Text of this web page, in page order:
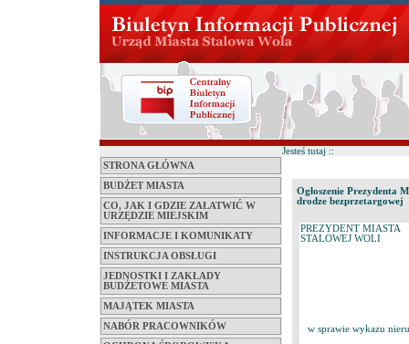
STRONA GŁÓWNA
BUDŻET MIASTA
CO, JAK I GDZIE ZAŁATWIĆ W
URZĘDZIE MIEJSKIM
INFORMACJE I KOMUNIKATY
INSTRUKCJA OBSŁUGI
JEDNOSTKI I ZAKŁADY
BUDŻETOWE MIASTA
MAJĄTEK MIASTA
NABÓR PRACOWNIKÓW
Jesteś tutaj ::
Ogłoszenie Prezydenta
drodze bezprzetargowej
PREZYDENT MIASTA
STALOWEJ WOLI
w sprawie wykazu